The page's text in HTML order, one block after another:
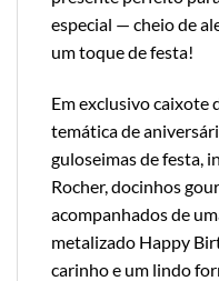
especial — cheio de
um toque de festa!
Em exclusivo caixote
temática de
guloseimas de festa,
Rocher, docinhos
acompanhados de
metalizado Happy
carinho e um lindo